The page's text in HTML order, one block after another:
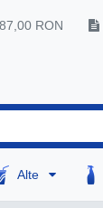
RON
Alte